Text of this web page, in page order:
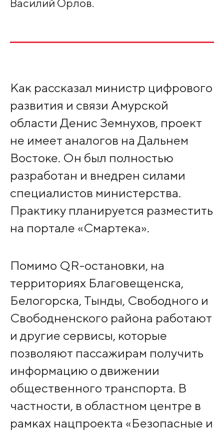
Василий Орлов.
Как рассказал министр цифрового
развития и связи Амурской
области Денис Земнухов, проект
не имеет аналогов на Дальнем
Востоке. Он был полностью
разработан и внедрен силами
специалистов министерства.
Практику планируется разместить
на портале «Смартека».
Помимо QR-остановки, на
территориях Благовещенска,
Белогорска, Тынды, Свободного и
Свободненского района работают
и другие сервисы, которые
позволяют пассажирам получить
информацию о движении
общественного транспорта. В
частности, в областном центре в
рамках нацпроекта «Безопасные и